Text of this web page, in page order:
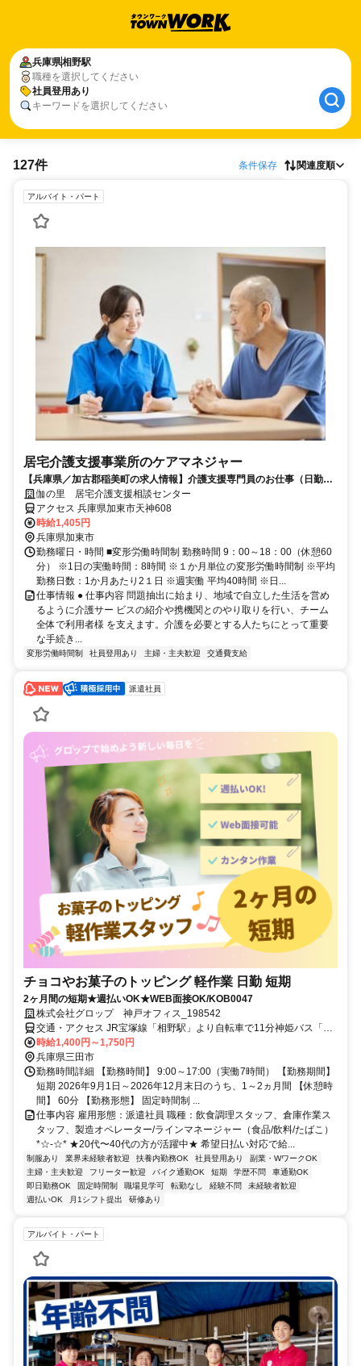
兵庫県相野駅
職種を選択してください
社員登用あり
キーワードを選択してください
127件 条件保存 関連度順
アルバイト・パート
居宅介護支援事業所のケアマネジャー
【兵庫県／加古郡稲美町の求人情報】介護支援専門員のお仕事（日勤の
み）伽の里 居宅介護支援相談センター
アクセス 兵庫県加東市天神608
時給1,405円
兵庫県加東市
勤務曜日・時間 ■変形労働時間制 勤務時間 9：00～18：00（休憩60
分） ※1日の実働時間：8時間 ※１か月単位の変形労働時間制 ※平均
勤務日数：1か月あたり2１日 ※週実働 平均40時間 ※日...
仕事情報 ● 仕事内容 問題抽出に始まり、地域で自立した生活を営め
るように介護サー ビスの紹介や携機関とのやり取りを行い、チーム
全体で利用者様 を支えます。介護を必要とする人たちにとって重要
な手続き...
変形労働時間制 社員登用あり 主婦・主夫歓迎 交通費支給
派遣社員
チョコやお菓子のトッピング 軽作業 日勤 短期
2ヶ月間の短期★週払いOK★WEB面接OK/KOB0047
株式会社グロップ 神戸オフィス_198542
交通・アクセス JR宝塚線「相野駅」より自転車で11分神姫バス「テ
クノ中央バス停」より徒歩2分【通勤手段】車/バイク/自転車/公共交
通機関【通勤備考】無料駐車場、駐輪場完備
時給1,400円～1,750円
兵庫県三田市
勤務時間詳細 【勤務時間】 9:00～17:00（実働7時間） 【勤務期間】
短期 2026年9月1日～2026年12月末日のうち、1～2ヵ月間 【休憩時
間】 60分 【勤務形態】 固定時間制 ...
仕事内容 雇用形態：派遣社員 職種：飲食調理スタッフ、倉庫作業ス
タッフ、製造オペレーター/ラインマネージャー（食品/飲料/たばこ）
*☆-☆* ★20代〜40代の方が活躍中★ 希望日払い対応で給...
制服あり 業界未経験者歓迎 扶養内勤務OK 社員登用あり
副業・WワークOK
主婦・主夫歓迎
フリーター歓迎 バイク通勤OK 短期 学歴不問
車通勤OK
即日勤務OK
固定時間制 職場見学可 転勤なし 経験不問
未経験者歓迎
週払いOK
月1シフト提出 研修あり
アルバイト・パート